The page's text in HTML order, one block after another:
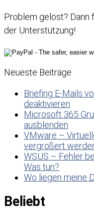
Problem gelöst? Dann
der Unterstützung!
Neueste Beiträge
Briefing E-Mails
deaktivieren
Microsoft 365
ausblenden
VMware –
vergrößert
WSUS – Fehler
Was tun?
Wo liegen meine
Beliebt